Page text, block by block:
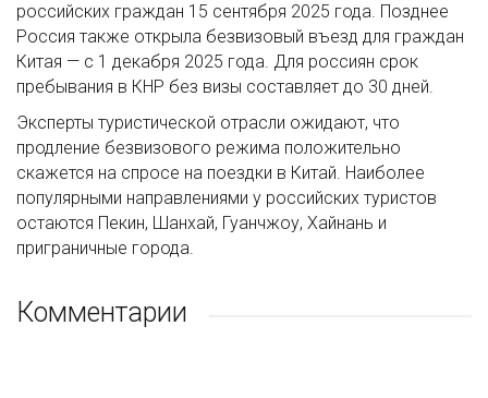
российских граждан 15 сентября 2025 года. Позднее
Россия также открыла безвизовый въезд для граждан
Китая — с 1 декабря 2025 года. Для россиян срок
пребывания в КНР без визы составляет до 30 дней.
Эксперты туристической отрасли ожидают, что
продление безвизового режима положительно
скажется на спросе на поездки в Китай. Наиболее
популярными направлениями у российских туристов
остаются Пекин, Шанхай, Гуанчжоу, Хайнань и
приграничные города.
Комментарии